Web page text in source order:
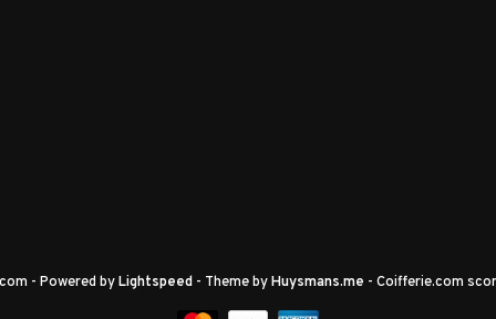
- Powered byLightspeed - Theme byHuysmans.me - Coifferie.com